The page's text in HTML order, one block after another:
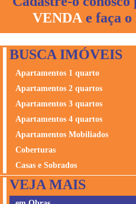
idealizar, desenvolver e
Goiãnia. A construtora é lider
Alto Padrão em Goiânia.
VENDA e faça
BUSCA IMÓVEIS
Apartamentos 1 quarto
Apartamentos 2 quartos
Apartamentos 3 quartos
Apartamentos 4 quartos
Apartamentos Mobiliados
Coberturas
Casas e Sobrados
VEJA MAIS